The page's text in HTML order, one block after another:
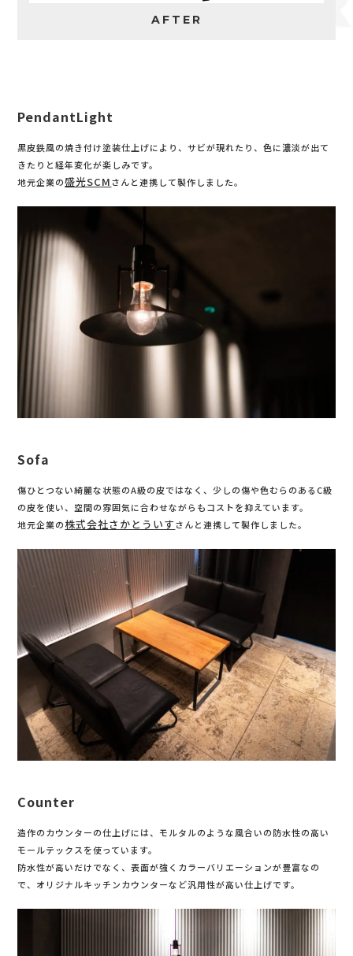
AFTER
PendantLight
黒皮鉄風の焼き付け塗装仕上げにより、サビが現れたり、色に濃淡が出て
きたりと経年変化が楽しみです。
地元企業の盛光SCMさんと連携して製作しました。
Sofa
傷ひとつない綺麗な状態のA級の皮ではなく、少しの傷や色むらのあるC級
の皮を使い、空間の雰囲気に合わせながらもコストを抑えています。
地元企業の株式会社さかとういすさんと連携して製作しました。
Counter
造作のカウンターの仕上げには、モルタルのような風合いの防水性の高い
モールテックスを使っています。
防水性が高いだけでなく、表面が強くカラーバリエーションが豊富なの
で、オリジナルキッチンカウンターなど汎用性が高い仕上げです。